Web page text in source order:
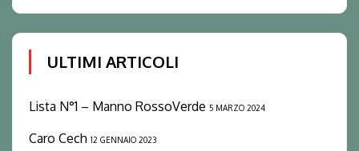
ULTIMI ARTICOLI
Lista N°1 – Manno RossoVerde 5 MARZO 2024
Caro Cech 12 GENNAIO 2023